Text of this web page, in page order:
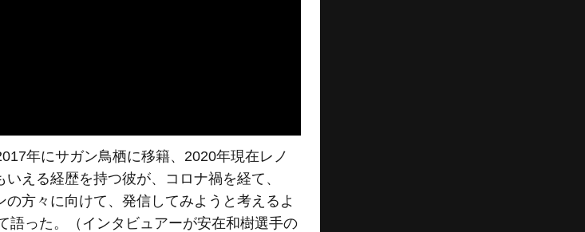
年にサガン鳥栖に移籍、2020年現在レノ
える経歴を持つ彼が、コロナ禍を経て、
方々に向けて、発信してみようと考えるよ
語った。（インタビュアーが安在和樹選手の